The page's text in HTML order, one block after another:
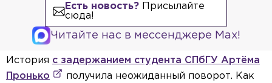
Есть новость?Присылайте
сюда!
Читайте нас в мессенджере Max!
История с задержанием студента СПбГУ Артёма
Пронько
получила неожиданный поворот. Как